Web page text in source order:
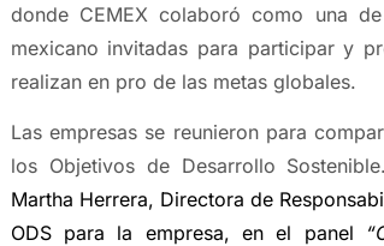
donde CEMEX colaboró como una
mexicano invitadas para participar y
realizan en pro de las metas globales.
Las empresas se reunieron para
los Objetivos de Desarrollo
Martha Herrera, Directora de
ODS para la empresa, en el panel